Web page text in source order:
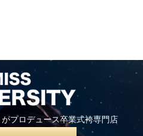
プロデュース卒業式袴専門店